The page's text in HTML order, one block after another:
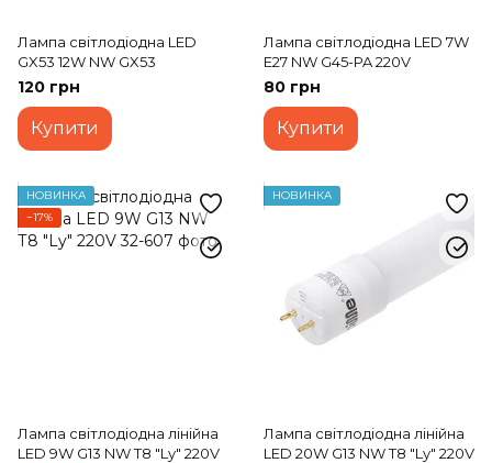
Лампа світлодіодна LED
GX53 12W NW GX53
120 грн
Купити
Лампа світлодіодна LED 7W
E27 NW G45-PA 220V
80 грн
Купити
НОВИНКА
−17%
Лампа світлодіодна лінійна
LED 9W G13 NW Т8 "Ly" 220V
НОВИНКА
Лампа світлодіодна лінійна
LED 20W G13 NW Т8 "Ly" 220V